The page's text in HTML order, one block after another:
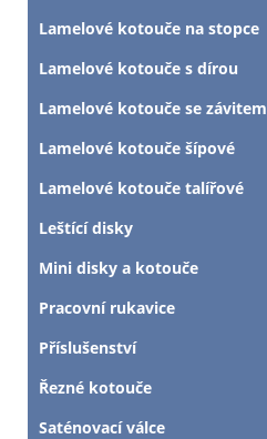
Lamelové kotouče na stopce
Lamelové kotouče s dírou
Lamelové kotouče se závitem
Lamelové kotouče šípové
Lamelové kotouče talířové
Leštící disky
Mini disky a kotouče
Pracovní rukavice
Příslušenství
Řezné kotouče
Saténovací válce